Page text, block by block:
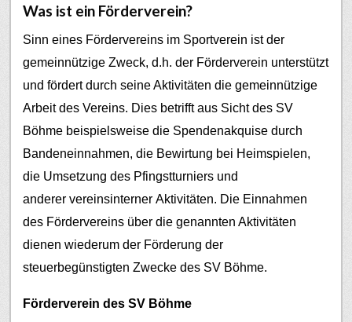
Was ist ein Förderverein?
Sinn eines Fördervereins im Sportverein ist der
gemeinnützige Zweck, d.h. der Förderverein unterstützt
und fördert durch seine Aktivitäten die gemeinnützige
Arbeit des Vereins. Dies betrifft aus Sicht des SV
Böhme beispielsweise die Spendenakquise durch
Bandeneinnahmen, die Bewirtung bei Heimspielen,
die Umsetzung des Pfingstturniers und
anderer vereinsinterner Aktivitäten. Die Einnahmen
des Fördervereins über die genannten Aktivitäten
dienen wiederum der Förderung der
steuerbegünstigten Zwecke des SV Böhme.
Förderverein des SV Böhme